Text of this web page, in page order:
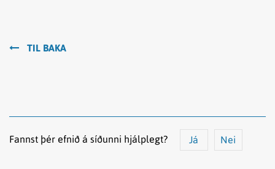
TIL BAKA
Fannst þér efnið á síðunni hjálplegt? Já Nei